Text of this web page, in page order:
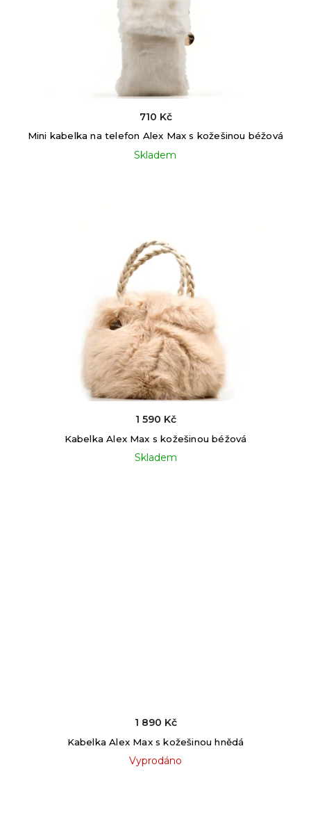
Mini kabelka na telefon Alex Max s kožešinou béžová
Skladem
710 Kč
Kabelka Alex Max s kožešinou béžová
Skladem
1 590 Kč
Kabelka Alex Max s kožešinou hnědá
Vyprodáno
1 890 Kč